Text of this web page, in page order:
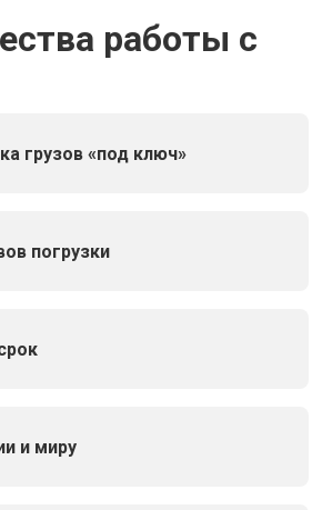
работы с
грузов «под ключ»
погрузки
и миру